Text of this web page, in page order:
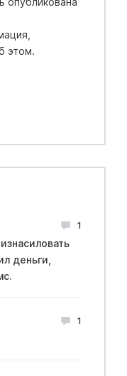
этом.
1
деньги,
1